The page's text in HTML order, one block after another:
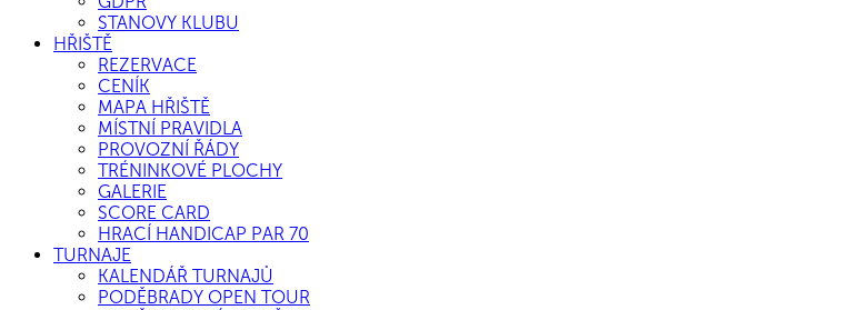
STANOVY KLUBU
HŘIŠTĚ
REZERVACE
CENÍK
MAPA HŘIŠTĚ
MÍSTNÍ PRAVIDLA
PROVOZNÍ ŘÁDY
TRÉNINKOVÉ PLOCHY
GALERIE
SCORE CARD
HRACÍ HANDICAP PAR 70
TURNAJE
KALENDÁŘ TURNAJŮ
PODĚBRADY OPEN TOUR